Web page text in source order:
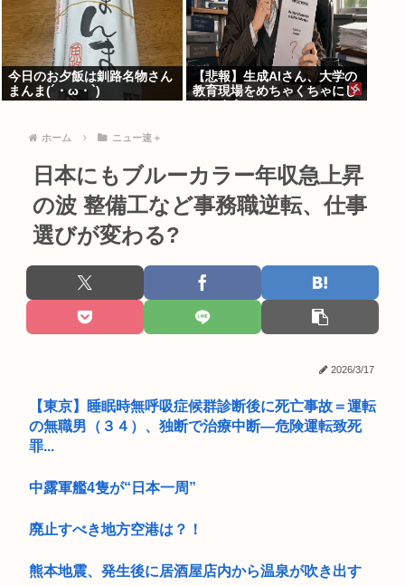
今日のお夕飯は釧路名物さん
まんま(´・ω・`)
【悲報】生成AIさん、大学の
教育現場をめちゃくちゃにし
ホーム ニュー速＋
日本にもブルーカラー年収急上昇
の波 整備工など事務職逆転、仕事
選びが変わる?
2026/3/17
【東京】睡眠時無呼吸症候群診断後に死亡事故＝運転
の無職男（３４）、独断で治療中断―危険運転致死
罪...
中露軍艦4隻が“日本一周”
廃止すべき地方空港は？！
熊本地震、発生後に居酒屋店内から温泉が吹き出す